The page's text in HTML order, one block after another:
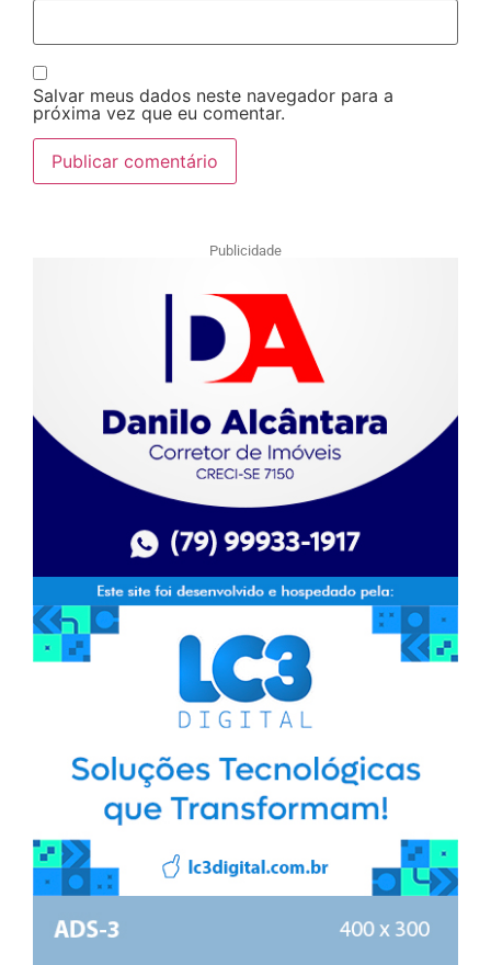
Salvar meus dados neste navegador para a
próxima vez que eu comentar.
Publicidade